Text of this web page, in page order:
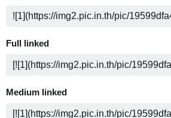
Full linked
Medium linked